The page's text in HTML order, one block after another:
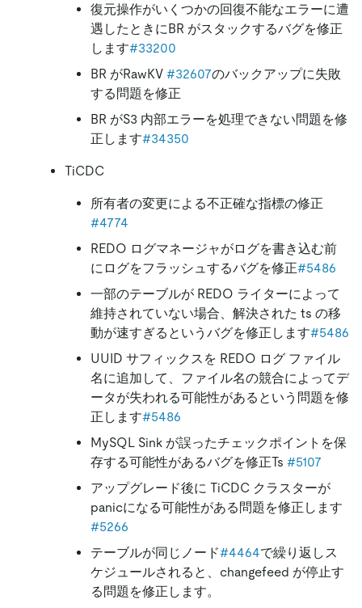
復元操作がいくつかの回復不能なエラーに遭
遇したときにBR がスタックするバグを修正
します#33200
BR がRawKV #32607のバックアップに失敗
する問題を修正
BR がS3 内部エラーを処理できない問題を修
正します#34350
TiCDC
所有者の変更による不正確な指標の修正
#4774
REDO ログマネージャがログを書き込む前
にログをフラッシュするバグを修正#5486
一部のテーブルが REDO ライターによって
維持されていない場合、解決された ts の移
動が速すぎるというバグを修正します#5486
UUID サフィックスを REDO ログ ファイル
名に追加して、ファイル名の競合によってデ
ータが失われる可能性があるという問題を修
正します#5486
MySQL Sink が誤ったチェックポイントを保
存する可能性があるバグを修正Ts #5107
アップグレード後に TiCDC クラスターが
panicになる可能性がある問題を修正します
#5266
テーブルが同じノード#4464で繰り返しス
ケジュールされると、changefeed が停止す
る問題を修正します。